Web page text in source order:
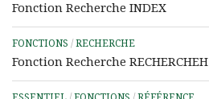
Fonction Recherche INDEX
FONCTIONS / RECHERCHE
Fonction Recherche RECHERCHEH